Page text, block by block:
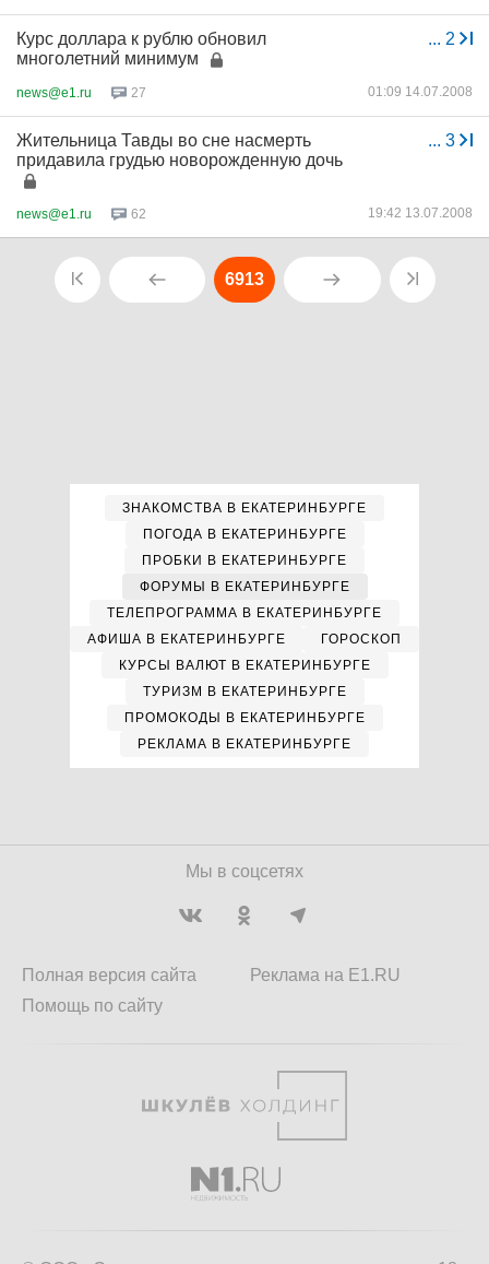
... 2
Курс доллара к рублю обновил
многолетний минимум
news@e1.ru 27 01:09 14.07.2008
... 3
Жительница Тавды во сне насмерть
придавила грудью новорожденную дочь
news@e1.ru 62 19:42 13.07.2008
6913
ЗНАКОМСТВА В ЕКАТЕРИНБУРГЕ
ПОГОДА В ЕКАТЕРИНБУРГЕ
ПРОБКИ В ЕКАТЕРИНБУРГЕ
ФОРУМЫ В ЕКАТЕРИНБУРГЕ
ТЕЛЕПРОГРАММА В ЕКАТЕРИНБУРГЕ
АФИША В ЕКАТЕРИНБУРГЕ
ГОРОСКОП
КУРСЫ ВАЛЮТ В ЕКАТЕРИНБУРГЕ
ТУРИЗМ В ЕКАТЕРИНБУРГЕ
ПРОМОКОДЫ В ЕКАТЕРИНБУРГЕ
РЕКЛАМА В ЕКАТЕРИНБУРГЕ
Мы в соцсетях
Полная версия сайта
Помощь по сайту
Реклама на E1.RU